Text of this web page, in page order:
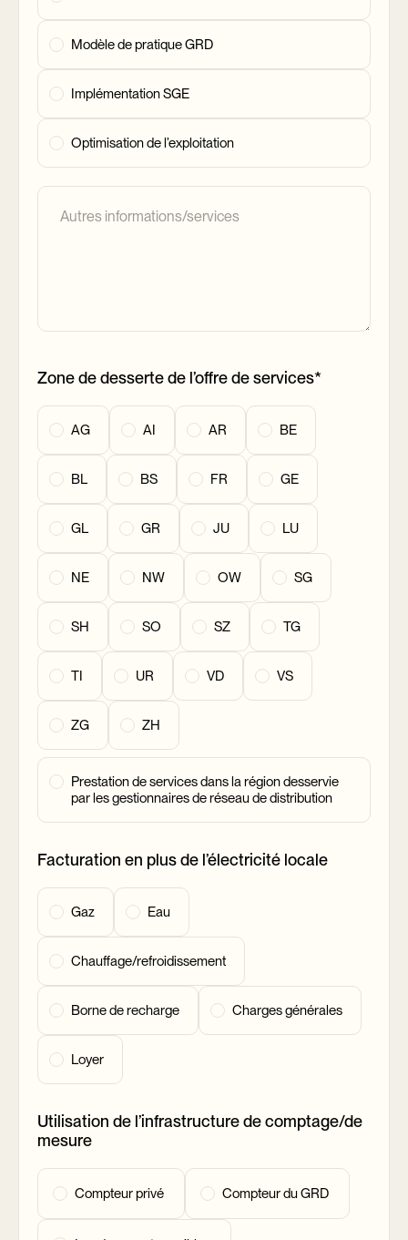
Modèle de pratique GRD
Implémentation SGE
Optimisation de l’exploitation
Zone de desserte de l’offre de services*
AG AI AR BE
BL BS FR GE
GL GR JU LU
NE NW OW SG
SH SO SZ TG
TI UR VD VS
ZG ZH
Prestation de services dans la région desservie
par les gestionnaires de réseau de distribution
Facturation en plus de l’électricité locale
Gaz Eau
Chauffage/refroidissement
Borne de recharge Charges générales
Loyer
Utilisation de l’infrastructure de comptage/de
mesure
Compteur privé Compteur du GRD